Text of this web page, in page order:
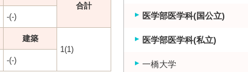
合計
-(-)
建築
1(1)
-(-)
医学部医学科(国公立)
医学部医学科(私立)
一橋大学